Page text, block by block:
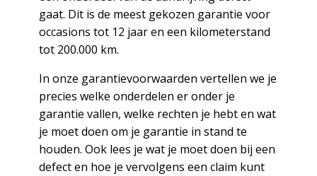
gaat. Dit is de meest gekozen garantie voor
occasions tot 12 jaar en een kilometerstand
tot 200.000 km.
In onze garantievoorwaarden vertellen we je
precies welke onderdelen er onder je
garantie vallen, welke rechten je hebt en wat
je moet doen om je garantie in stand te
houden. Ook lees je wat je moet doen bij een
defect en hoe je vervolgens een claim kunt